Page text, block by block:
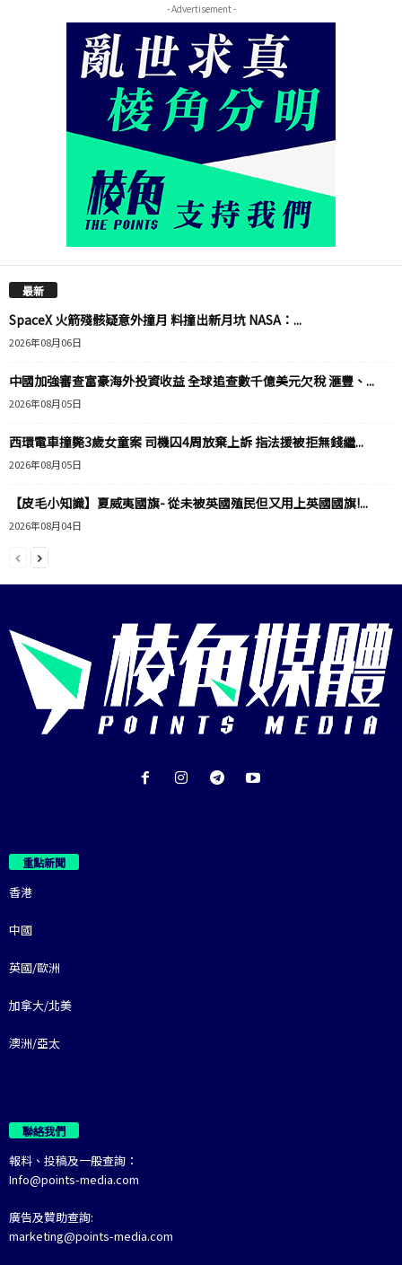
- Advertisement -
最新
SpaceX 火箭殘骸疑意外撞月 料撞出新月坑 NASA：...
2026年08月06日
中國加強審查富豪海外投資收益 全球追查數千億美元欠稅 滙豐、...
2026年08月05日
西環電車撞斃3歲女童案 司機囚4周放棄上訴 指法援被拒無錢繼...
2026年08月05日
【皮毛小知識】夏威夷國旗- 從未被英國殖民但又用上英國國旗!...
2026年08月04日
重點新聞
香港
中國
英國/歐洲
加拿大/北美
澳洲/亞太
聯絡我們
報料、投稿及一般查詢：
Info@points-media.com
廣告及贊助查詢:
marketing@points-media.com